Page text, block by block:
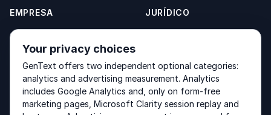
EMPRESA
Sobre
Contato
Produtos
JURÍDICO
Terms of Service
Your privacy choices
GenText offers two independent optional categories:
analytics and advertising measurement. Analytics
includes Google Analytics and, only on form-free
marketing pages, Microsoft Clarity session replay and